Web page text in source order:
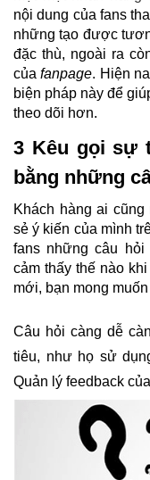
nội dung của fans
những tạo được
đặc thù, ngoài ra
củafanpage. Hiện
biện pháp này để
theo dõi hơn.
3 Kêu gọi sự
bằng những
Khách hàng ai
sẻ ý kiến của mình
fans những câu hỏi
cảm thấy thế nào
mới, bạn mong
Câu hỏi càng dễ
tiêu, như họ sử
Quản lý feedback